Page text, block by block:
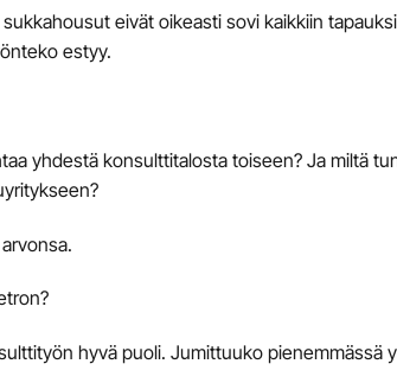
eivät oikeasti sovi kaikkiin
estyy.
yhdestä konsulttitalosta toiseen? Ja miltä
hyvä puoli. Jumittuuko pienemmässä